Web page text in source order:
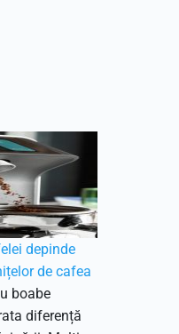
depinde
de cafea
boabe
diferență